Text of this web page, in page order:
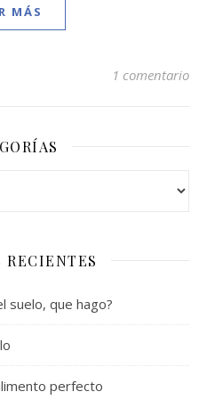
MÁS
1 comentario
RECIENTES
suelo, que hago?
perfecto